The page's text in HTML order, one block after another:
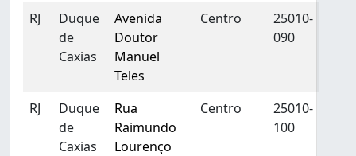
RJ
Duque
de
Caxias
Avenida
Doutor
Manuel
Teles
Centro
25010-
090
RJ
Duque
de
Caxias
Rua
Raimundo
Lourenço
Centro
25010-
100